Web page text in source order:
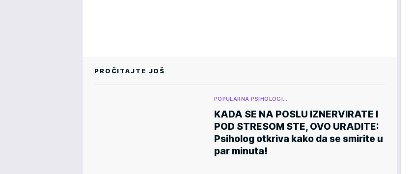
PROČITAJTE JOŠ
POPULARNA PSIHOLOGI…
KADA SE NA POSLU IZNERVIRATE I
POD STRESOM STE, OVO URADITE:
Psiholog otkriva kako da se smirite u
par minuta!